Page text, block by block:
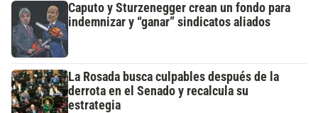
Caputo y Sturzenegger crean un fondo para
indemnizar y “ganar” sindicatos aliados
La Rosada busca culpables después de la
derrota en el Senado y recalcula su
estrategia